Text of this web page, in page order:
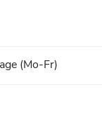
(Mo-Fr)